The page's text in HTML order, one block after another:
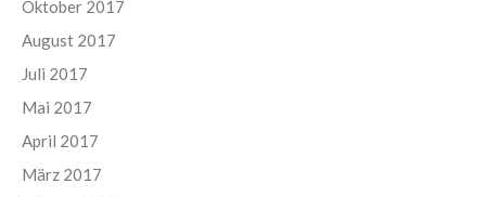
Oktober 2017
August 2017
Juli 2017
Mai 2017
April 2017
März 2017